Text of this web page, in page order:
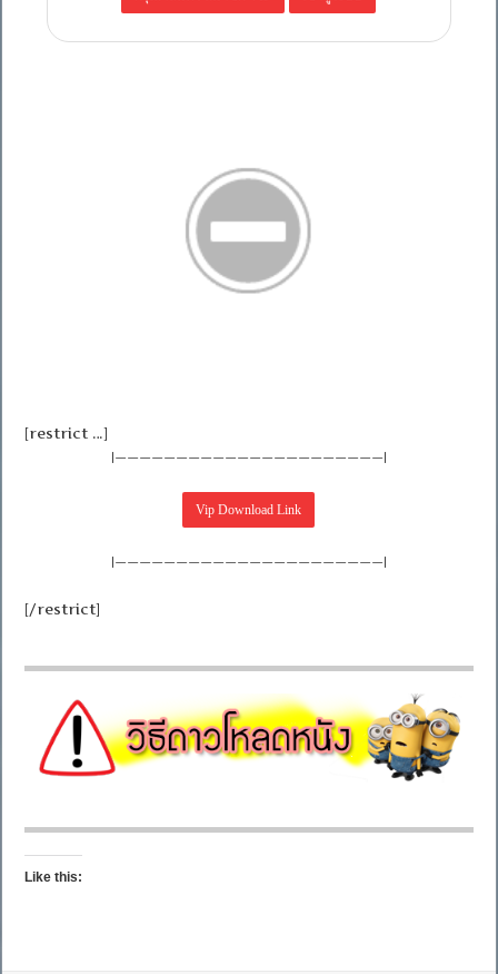
[restrict …]
|——————————————————————|
|——————————————————————|
[/restrict]
Like this: